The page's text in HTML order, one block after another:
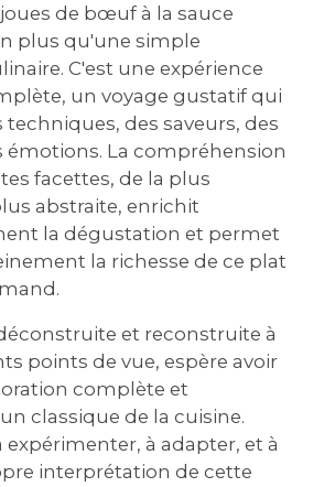
de bœuf à la sauce
plus qu'une simple
C'est une expérience
un voyage gustatif qui
techniques, des saveurs, des
émotions. La compréhension
facettes, de la plus
abstraite, enrichit
la dégustation et permet
la richesse de ce plat
et reconstruite à
points de vue, espère avoir
complète et
classique de la cuisine.
expérimenter, à adapter, et à
interprétation de cette